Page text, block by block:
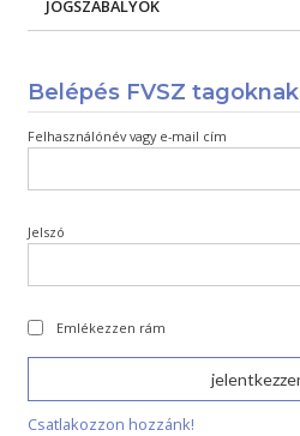
JOGSZABÁLYOK
Belépés FVSZ tagoknak
Felhasználónév vagy e-mail cím
Jelszó
Emlékezzen rám
Csatlakozzon hozzánk!